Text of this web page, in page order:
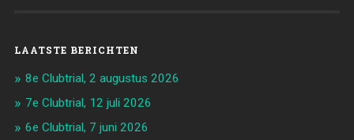
LAATSTE BERICHTEN
8e Clubtrial, 2 augustus 2026
7e Clubtrial, 12 juli 2026
6e Clubtrial, 7 juni 2026